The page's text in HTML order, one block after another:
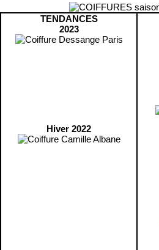
TENDANCES
2023
Hiver 2022